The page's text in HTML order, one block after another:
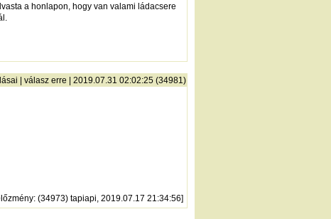
a honlapon, hogy van valami ládacsere
| válasz erre | 2019.07.31 02:02:25 (34981)
: (34973) tapiapi, 2019.07.17 21:34:56]